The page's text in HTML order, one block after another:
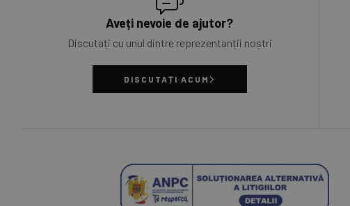
Aveți nevoie de ajutor?
Discutați cu unul dintre reprezentanții noștri
DISCUTAȚI ACUM